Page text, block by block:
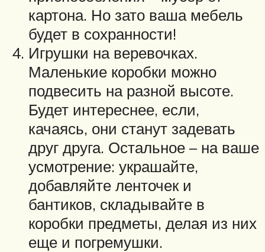
картона. Но зато ваша мебель
будет в сохранности!
Игрушки на веревочках.
Маленькие коробки можно
подвесить на разной высоте.
Будет интереснее, если,
качаясь, они станут задевать
друг друга. Остальное – на ваше
усмотрение: украшайте,
добавляйте ленточек и
бантиков, складывайте в
коробки предметы, делая из них
еще и погремушки.